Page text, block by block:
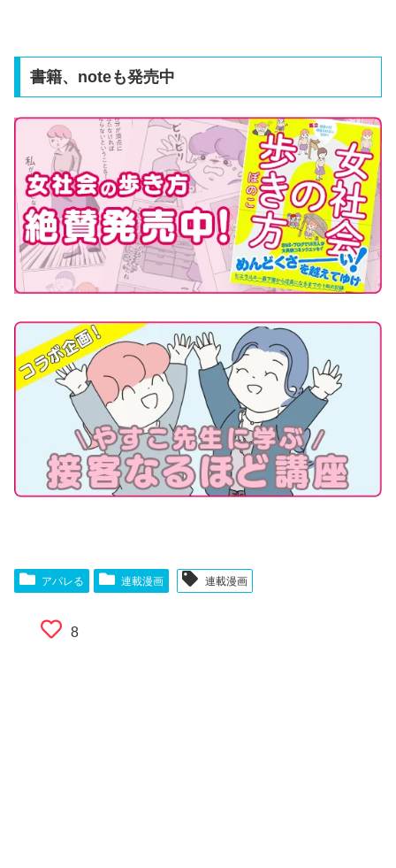
書籍、noteも発売中
アパレる 連載漫画 連載漫画
8